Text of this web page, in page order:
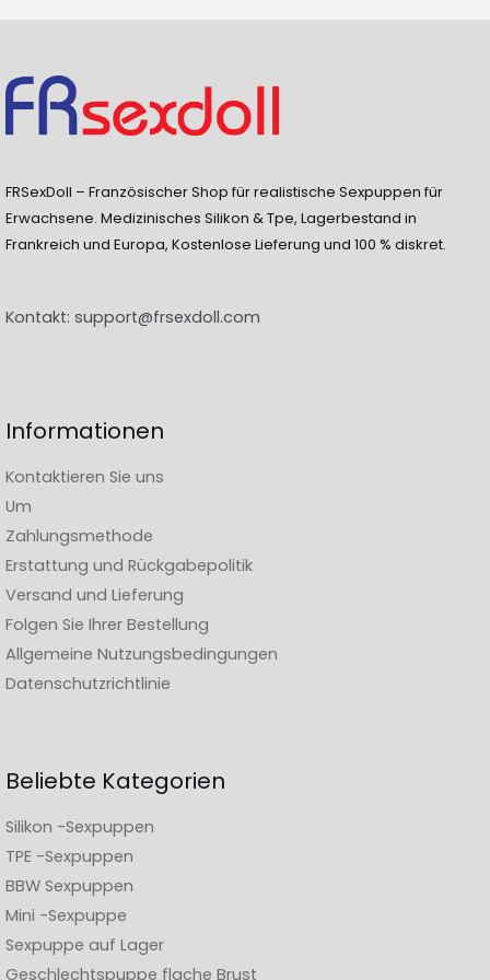
FRSexDoll – Französischer Shop für realistische Sexpuppen für
Erwachsene. Medizinisches Silikon & Tpe, Lagerbestand in
Frankreich und Europa, Kostenlose Lieferung und 100 % diskret.
Kontakt: support@frsexdoll.com
Informationen
Kontaktieren Sie uns
Um
Zahlungsmethode
Erstattung und Rückgabepolitik
Versand und Lieferung
Folgen Sie Ihrer Bestellung
Allgemeine Nutzungsbedingungen
Datenschutzrichtlinie
Beliebte Kategorien
Silikon -Sexpuppen
TPE -Sexpuppen
BBW Sexpuppen
Mini -Sexpuppe
Sexpuppe auf Lager
Geschlechtspuppe flache Brust